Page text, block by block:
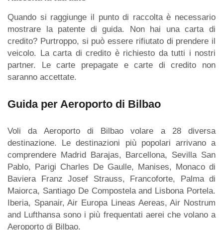
Quando si raggiunge il punto di raccolta è necessario
mostrare la patente di guida. Non hai una carta di
credito? Purtroppo, si può essere rifiutato di prendere il
veicolo. La carta di credito è richiesto da tutti i nostri
partner. Le carte prepagate e carte di credito non
saranno accettate.
Guida per Aeroporto di Bilbao
Voli da Aeroporto di Bilbao volare a 28 diversa
destinazione. Le destinazioni più popolari arrivano a
comprendere Madrid Barajas, Barcellona, Sevilla San
Pablo, Parigi Charles De Gaulle, Manises, Monaco di
Baviera Franz Josef Strauss, Francoforte, Palma di
Maiorca, Santiago De Compostela and Lisbona Portela.
Iberia, Spanair, Air Europa Lineas Aereas, Air Nostrum
and Lufthansa sono i più frequentati aerei che volano a
Aeroporto di Bilbao.